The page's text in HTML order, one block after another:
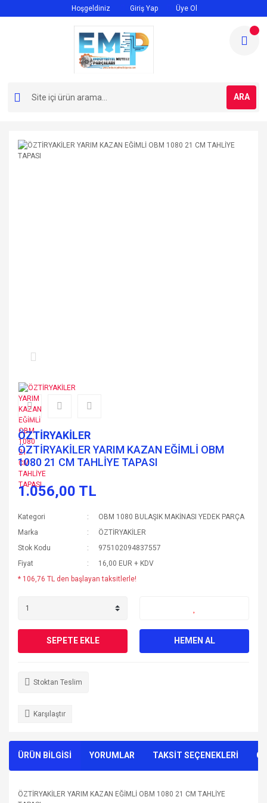
Hoşgeldiniz Giriş Yap Üye Ol
ARA
ÖZTİRYAKİLER
ÖZTİRYAKİLER YARIM KAZAN EĞİMLİ OBM
1080 21 CM TAHLİYE TAPASI
1.056,00 TL
Kategori
OBM 1080 BULAŞIK MAKİNASI YEDEK PARÇA
Marka
ÖZTİRYAKİLER
Stok Kodu
975102094837557
Fiyat
16,00 EUR + KDV
* 106,76 TL den başlayan taksitlerle!
SEPETE EKLE HEMEN AL
Stoktan Teslim
Karşılaştır
ÜRÜN BİLGİSİ YORUMLAR TAKSİT SEÇENEKLERİ
ÖZTİRYAKİLER YARIM KAZAN EĞİMLİ OBM 1080 21 CM TAHLİYE